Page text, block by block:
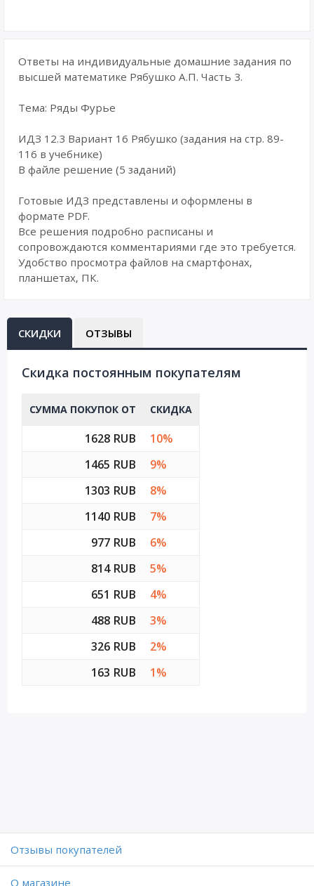
Ответы на индивидуальные домашние задания по
высшей математике Рябушко А.П. Часть 3.
Тема: Ряды Фурье
ИДЗ 12.3 Вариант 16 Рябушко (задания на стр. 89-
116 в учебнике)
В файле решение (5 заданий)
Готовые ИДЗ представлены и оформлены в
формате PDF.
Все решения подробно расписаны и
сопровождаются комментариями где это требуется.
Удобство просмотра файлов на смартфонах,
планшетах, ПК.
СКИДКИ ОТЗЫВЫ
Cкидка постоянным покупателям
СУММА ПОКУПОК ОТ СКИДКА
1628 RUB
10%
1465 RUB
9%
1303 RUB
8%
1140 RUB
7%
977 RUB
6%
814 RUB
5%
651 RUB
4%
488 RUB
3%
326 RUB
2%
163 RUB
1%
Отзывы покупателей
O магазине